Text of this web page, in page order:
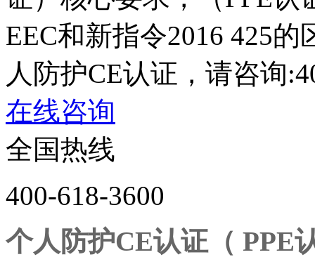
EEC和新指令2016 425
人防护CE认证，请咨询
在线咨询
全国热线
400-618-3600
个人防护CE认证（ PPE